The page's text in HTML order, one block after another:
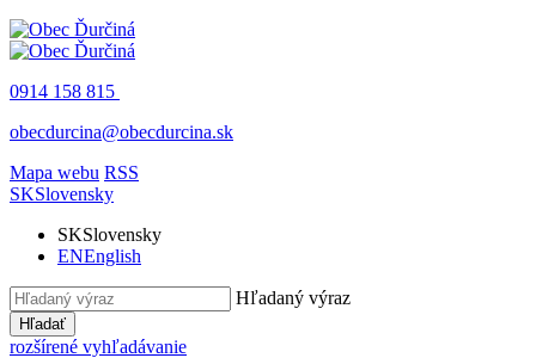
0914 158 815
obecdurcina@obecdurcina.sk
Mapa webu RSS
SKSlovensky
SKSlovensky
ENEnglish
Hľadaný výraz
Hľadať
rozšírené vyhľadávanie